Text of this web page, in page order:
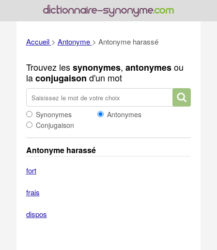
Accueil > Antonyme > Antonyme harassé
Trouvez lessynonymes, antonymesou
laconjugaison d'un mot
Synonymes
Antonymes
Conjugaison
Antonyme harassé
fort
frais
dispos